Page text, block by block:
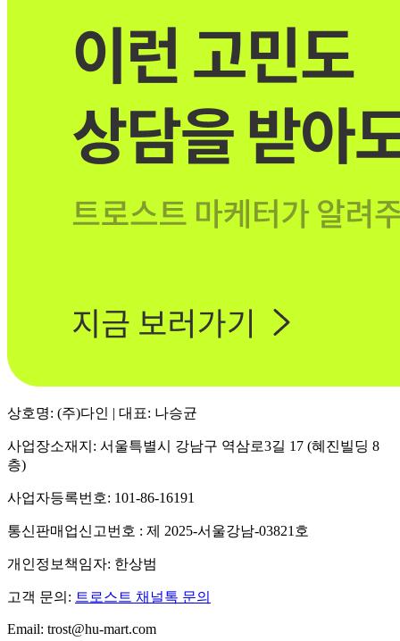
상호명: (주)다인 | 대표: 나승균
사업장소재지: 서울특별시 강남구 역삼로3길 17 (혜진빌딩 8
층)
사업자등록번호: 101-86-16191
통신판매업신고번호 : 제 2025-서울강남-03821호
개인정보책임자: 한상범
고객 문의: 트로스트 채널톡 문의
Email: trost@hu-mart.com